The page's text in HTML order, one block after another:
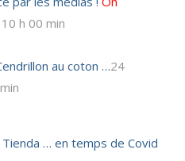
h 00 min
au coton …24
… en temps de Covid